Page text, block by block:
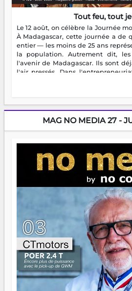
Tout feu, tout
Le 12 août, on célèbre la Journée
À Madagascar, cette journée a de
entier — les moins de 25 ans
la population. Autrement dit,
l'avenir de Madagascar. Ils sont
l'air pressés. Dans
plus nombreux à se lancer, à
sans filet, souvent sans aide,
dorment vraiment la nuit. En
encore meilleures. Aina
Prix RFI Instrumental Afrique.
jeunes qui tiennent la torche.
s'arrêter là, applaudir et rentrer
serait passer à côté d'une chose
brûle fort — et parfois, ça brûle
direction peut éclairer autant
là que les aînés entrent en scène
gouvernail, mais pour montrer où
ont la force, les vieux ont
n'est pas un combat de
d'équipage. Partagez vos
Surtout vos échecs, d'ailleurs — ils
n'importe quel manuel. À
Il faut juste s'assurer que tout le
même sens.
MAG NO MEDIA 27 -